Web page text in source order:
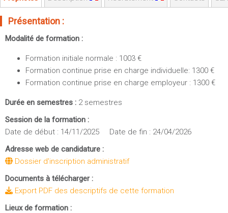
Sportives)
UFR FS (Chimie, Mathématique, Physique)
UFR Biosciences (Biologie, Biochimie)
Mécanique (Département composante)
Fermer
Plan et accès
Moodle
Stage et emploi
Portefeuille d'Expériences et
de Compétences
Fermer
Présentation :
Modalité de formation :
Formation initiale normale : 1003 €
Formation continue prise en charge individuelle: 1300 €
Formation continue prise en charge employeur : 1300 €
Durée en semestres : 2 semestres
Session de la formation :
Date de début : 14/11/2025 Date de fin : 24/04/2026
Adresse web de candidature :
Dossier d'inscription administratif
Documents à télécharger :
Export PDF des descriptifs de cette formation
Lieux de formation :